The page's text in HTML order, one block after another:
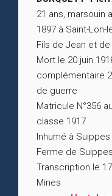
21 ans, marsouin
1897 à Saint-Lon-
Fils de Jean et
Mort le 20 juin
complémentaire
de guerre
Matricule N°356
classe 1917
Inhumé à
Ferme de
Transcription le
Mines